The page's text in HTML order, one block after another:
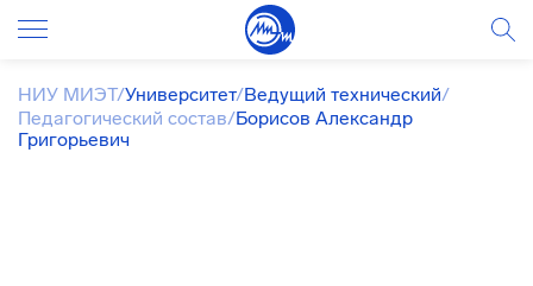
НИУ МИЭТ/Университет/Ведущий технический/
Педагогический состав/Борисов Александр
Григорьевич